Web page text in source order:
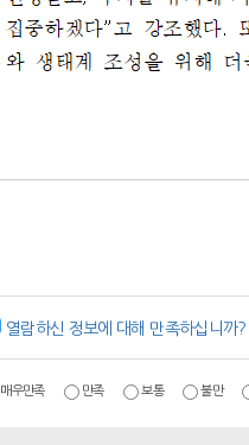
열람하신 정보에 대해 만족하십니까?
매우만족 만족 보통 불만